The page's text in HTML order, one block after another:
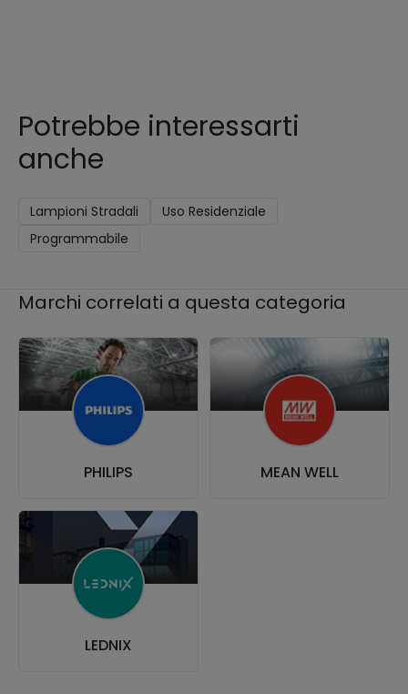
Potrebbe interessarti
anche
Lampioni Stradali
Uso Residenziale
Programmabile
Marchi correlati a questa categoria
PHILIPS MEAN WELL
LEDNIX